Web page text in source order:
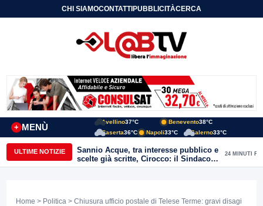
CHI SIAMOCONTATTIPUBBLICITÀCERCA
MENÙ
+
Avellino37°C Benevento38°C
Caserta36°C Napoli33°C Salerno33°C
ULTIME NOTIZIE
Sannio Acque, tra interesse pubblico e
scelte già scritte, Cirocco: il Sindaco
renda chiara la posizione di Molinara
24 MINUTI FA
Home > Politica > Chiusura ufficio postale di Telese Terme: gravi disagi